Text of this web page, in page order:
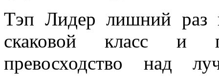
Тэп Лидер лишний раз
скаковой класс и
превосходство над